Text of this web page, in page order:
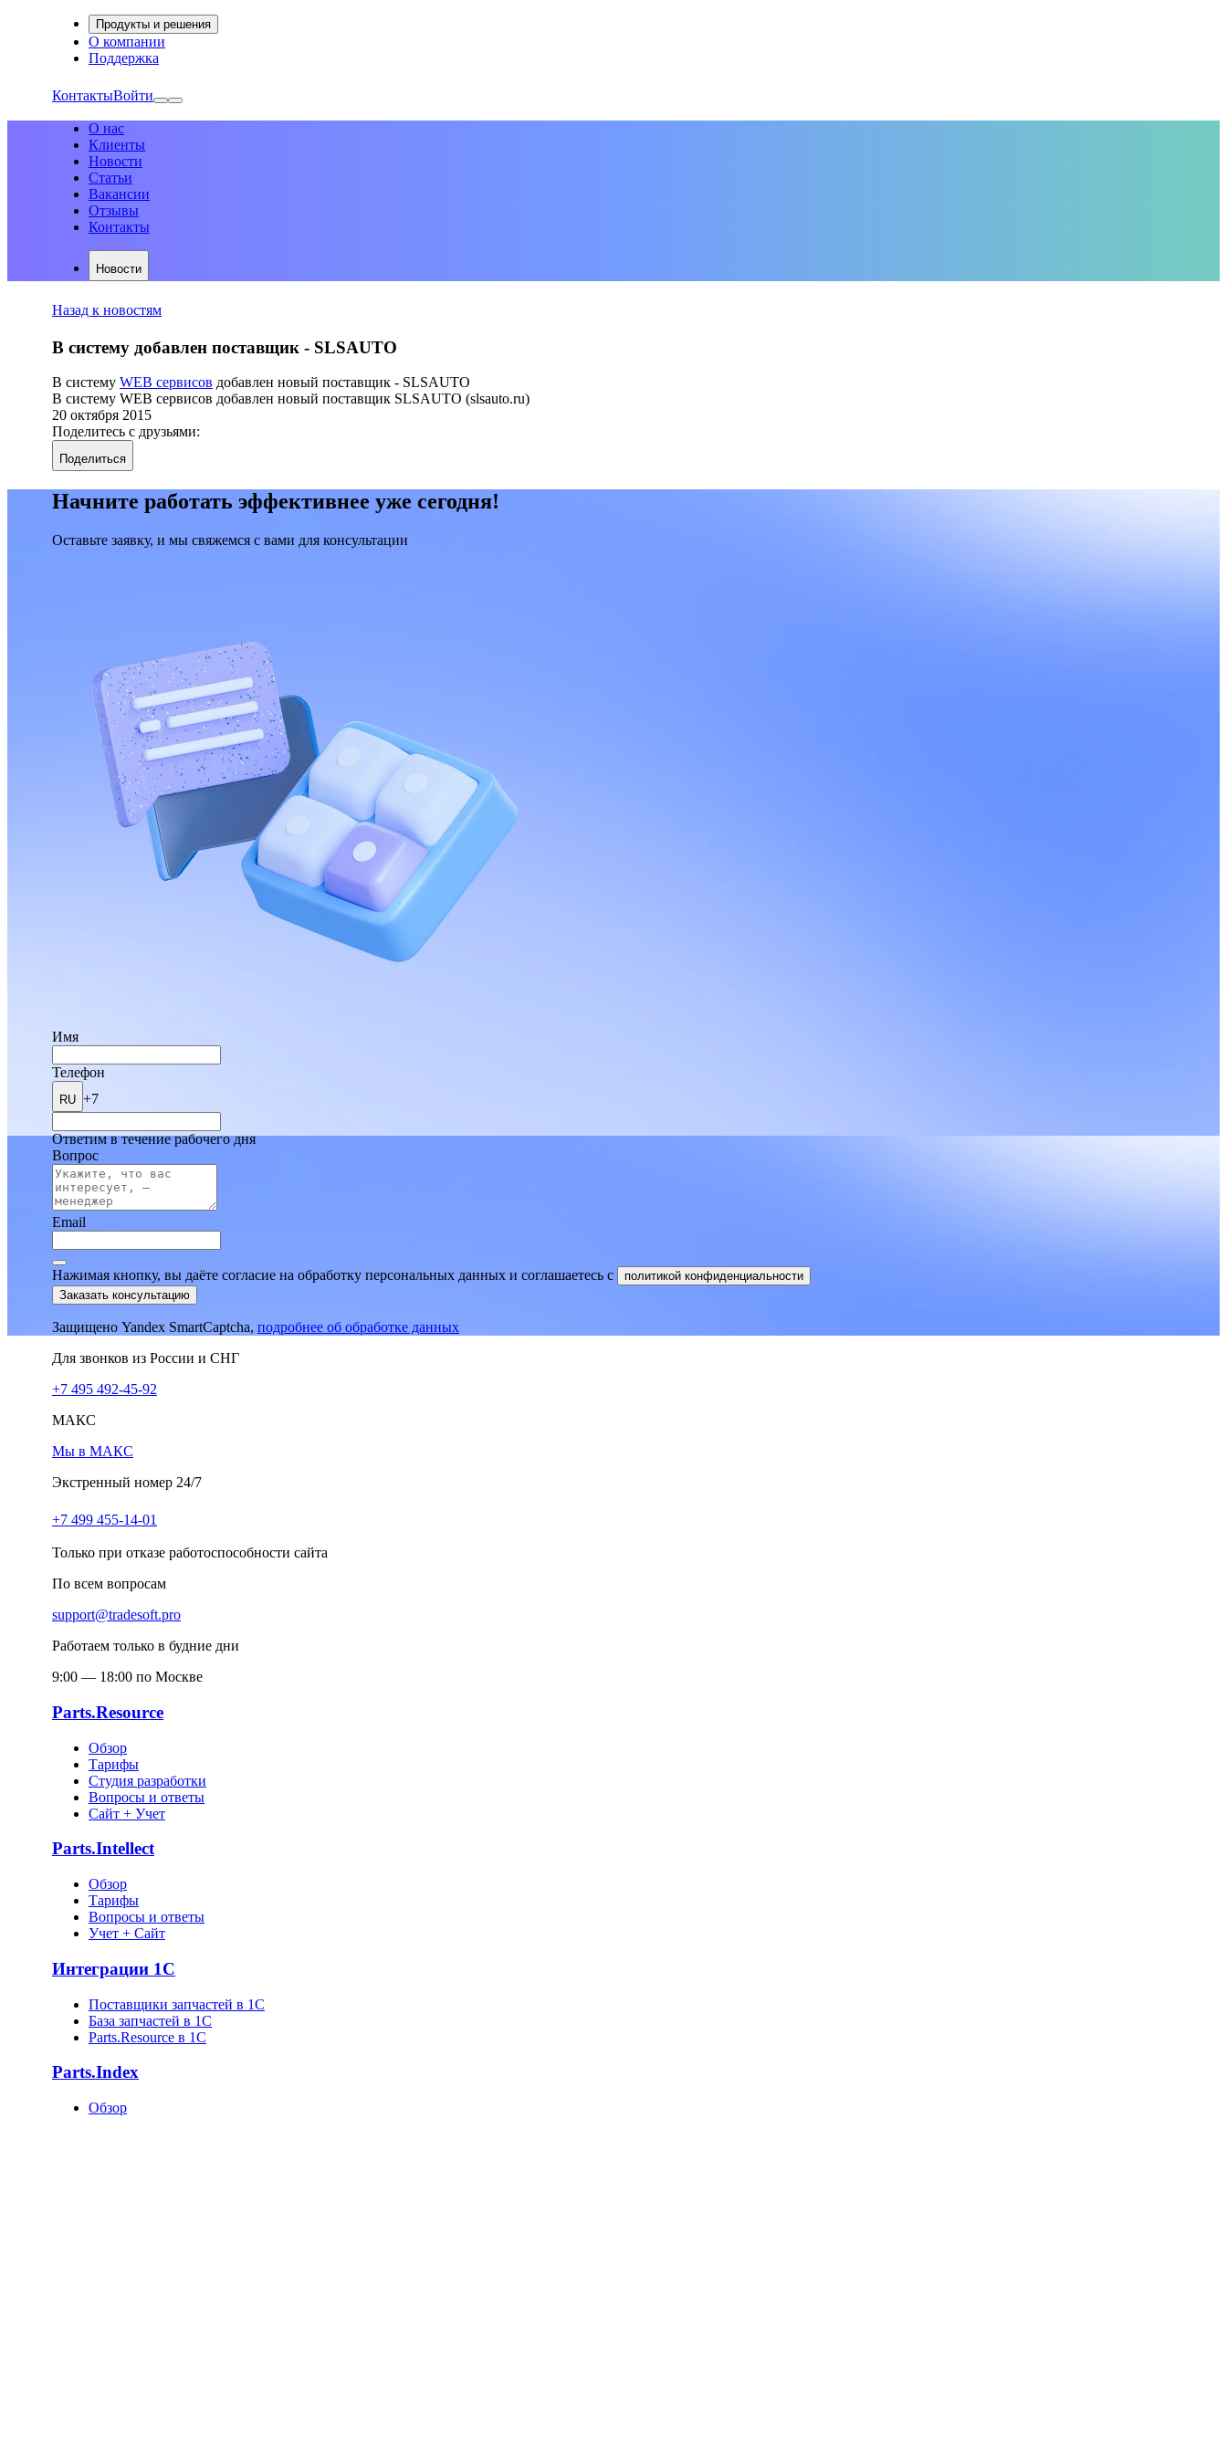
Продукты и решения
О компании
Поддержка
КонтактыВойти
О нас
Клиенты
Новости
Статьи
Вакансии
Отзывы
Контакты
Новости
Назад к новостям
В систему добавлен поставщик - SLSAUTO
В систему WEB сервисов добавлен новый поставщик - SLSAUTO
В систему WEB сервисов добавлен новый поставщик SLSAUTO (slsauto.ru)
20 октября 2015
Поделитесь с друзьями:
Поделиться
Начните работать эффективнее уже сегодня!
Оставьте заявку, и мы свяжемся с вами для консультации
Имя
Телефон
RU +7
Ответим в течение рабочего дня
Вопрос
Email
Нажимая кнопку, вы даёте согласие на обработку персональных данных и соглашаетесь c
политикой конфиденциальности
Заказать консультацию
Защищено Yandex SmartCaptcha, подробнее об обработке данных
Для звонков из России и СНГ
+7 495 492-45-92
МАКС
Мы в МАКС
Экстренный номер 24/7
+7 499 455-14-01
Только при отказе работоспособности сайта
По всем вопросам
support@tradesoft.pro
Работаем только в будние дни
9:00 — 18:00 по Москве
Parts.Resource
Обзор
Тарифы
Студия разработки
Вопросы и ответы
Сайт + Учет
Parts.Intellect
Обзор
Тарифы
Вопросы и ответы
Учет + Сайт
Интеграции 1С
Поставщики запчастей в 1C
База запчастей в 1С
Parts.Resource в 1C
Parts.Index
Обзор